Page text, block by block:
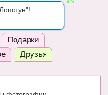
Подарки
Друзья